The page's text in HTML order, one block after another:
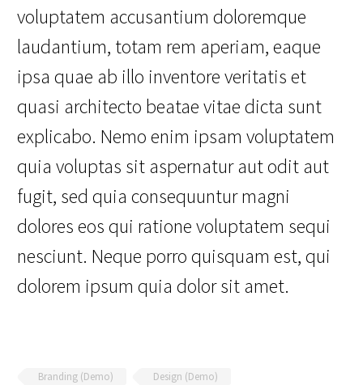
voluptatem accusantium doloremque
laudantium, totam rem aperiam, eaque
ipsa quae ab illo inventore veritatis et
quasi architecto beatae vitae dicta sunt
explicabo. Nemo enim ipsam voluptatem
quia voluptas sit aspernatur aut odit aut
fugit, sed quia consequuntur magni
dolores eos qui ratione voluptatem sequi
nesciunt. Neque porro quisquam est, qui
dolorem ipsum quia dolor sit amet.
Branding (Demo)
Design (Demo)